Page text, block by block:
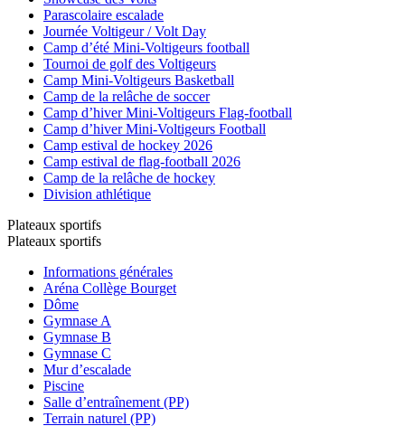
Parascolaire escalade
Journée Voltigeur / Volt Day
Camp d’été Mini-Voltigeurs football
Tournoi de golf des Voltigeurs
Camp Mini-Voltigeurs Basketball
Camp de la relâche de soccer
Camp d’hiver Mini-Voltigeurs Flag-football
Camp d’hiver Mini-Voltigeurs Football
Camp estival de hockey 2026
Camp estival de flag-football 2026
Camp de la relâche de hockey
Division athlétique
Plateaux sportifs
Plateaux sportifs
Informations générales
Aréna Collège Bourget
Dôme
Gymnase A
Gymnase B
Gymnase C
Mur d’escalade
Piscine
Salle d’entraînement (PP)
Terrain naturel (PP)